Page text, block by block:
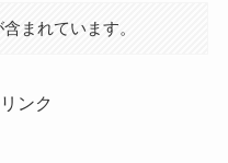
まれています。
ンク